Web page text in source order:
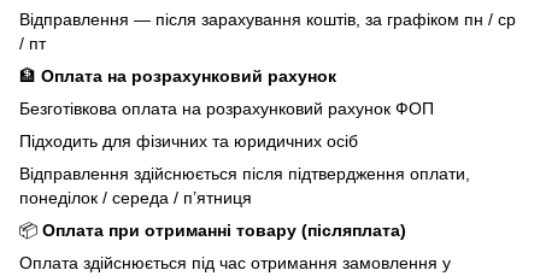
Відправлення — після зарахування коштів, за графіком пн / ср
/ пт
🏦 Оплата на розрахунковий рахунок
Безготівкова оплата на розрахунковий рахунок ФОП
Підходить для фізичних та юридичних осіб
Відправлення здійснюється після підтвердження оплати,
понеділок / середа / п’ятниця
📦 Оплата при отриманні товару (післяплата)
Оплата здійснюється під час отримання замовлення у